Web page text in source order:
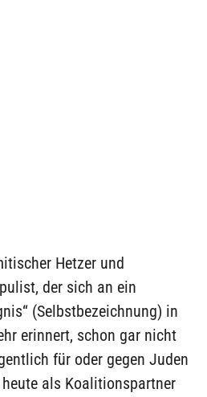
Hetzer und
der sich an ein
(Selbstbezeichnung) in
erinnert, schon gar nicht
für oder gegen Juden
als Koalitionspartner